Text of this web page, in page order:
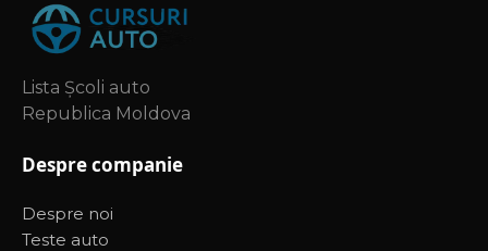
Lista Școli auto
Republica Moldova
Despre companie
Despre noi
Teste auto